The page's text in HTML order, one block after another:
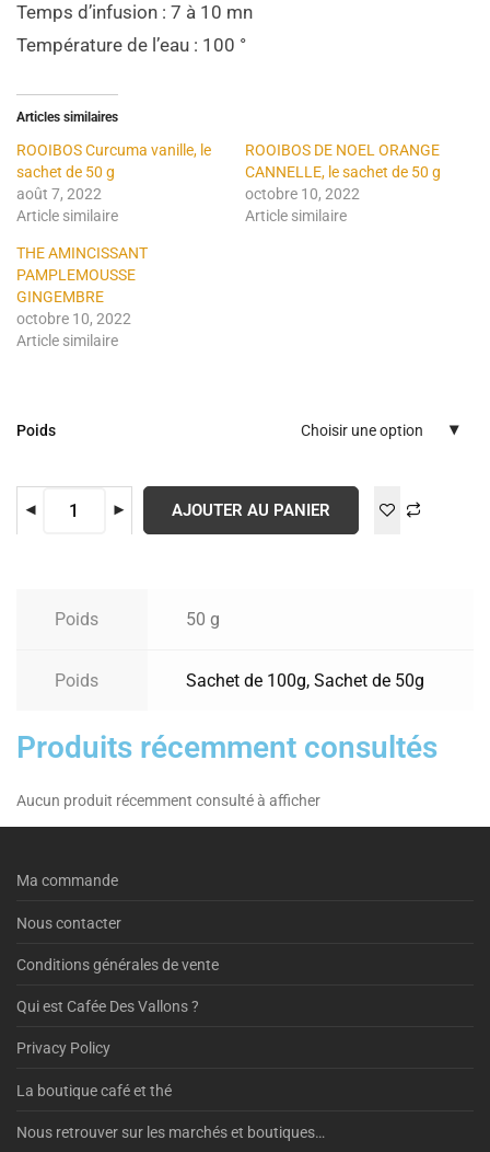
Temps d’infusion : 7 à 10 mn
Température de l’eau : 100 °
Articles similaires
ROOIBOS Curcuma vanille, le
sachet de 50 g
août 7, 2022
Article similaire
ROOIBOS DE NOEL ORANGE
CANNELLE, le sachet de 50 g
octobre 10, 2022
Article similaire
THE AMINCISSANT
PAMPLEMOUSSE
GINGEMBRE
octobre 10, 2022
Article similaire
Poids Choisir une option
AJOUTER AU PANIER
Poids 50 g
Poids Sachet de 100g, Sachet de 50g
Produits récemment consultés
Aucun produit récemment consulté à afficher
Ma commande
Nous contacter
Conditions générales de vente
Qui est Cafée Des Vallons ?
Privacy Policy
La boutique café et thé
Nous retrouver sur les marchés et boutiques…